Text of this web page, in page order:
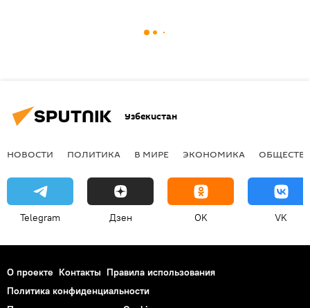
Узбекистан
НОВОСТИ ПОЛИТИКА В МИРЕ ЭКОНОМИКА
Telegram Дзен OK VK
О проекте Контакты Правила использования
Политика конфиденциальности